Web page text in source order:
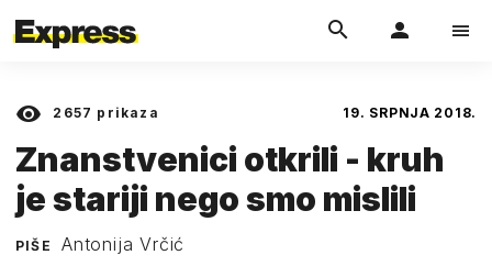
2657 prikaza 19. SRPNJA 2018.
Znanstvenici otkrili - kruh
je stariji nego smo mislili
PIŠE Antonija Vrčić